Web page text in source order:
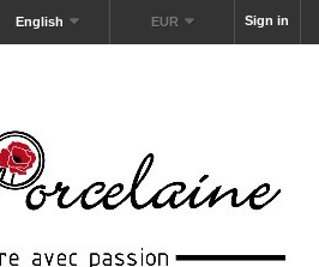
Sign in
EUR
English